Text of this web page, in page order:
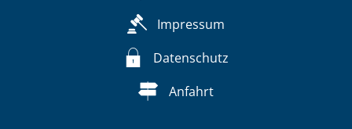
Impressum
Datenschutz
Anfahrt